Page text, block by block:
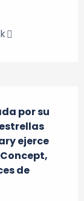
por su
ejerce
de